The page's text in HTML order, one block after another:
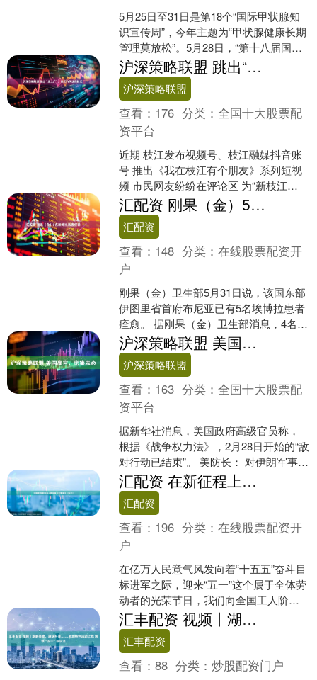
5月25日至31日是第18个“国际甲状腺知
识宣传周”，今年主题为“甲状腺健康长期
管理莫放松”。5月28日，“第十八届国际
甲状腺知识宣传周”活动在北京举行。中
国医....
沪深策略联盟 跳出“北上广”，他们为何选择枝江？
沪深策略联盟
查看： 176 分类：全国十大股票配
资平台
近期 枝江发布视频号、枝江融媒抖音账
号 推出《我在枝江有个朋友》系列短视
频 市民网友纷纷在评论区 为“新枝江
人”医生张弛、天赐刘万丰等 打Call点赞
跳出“北....
汇配资 刚果（金）5名埃博拉患者痊愈
汇配资
查看： 148 分类：在线股票配资开
户
刚果（金）卫生部5月31日说，该国东部
伊图里省首府布尼亚已有5名埃博拉患者
痊愈。 据刚果（金）卫生部消息，4名患
者当天从布尼亚一处埃博拉治疗中心出
院。这4人均为....
沪深策略联盟 美国高官，密集表态
沪深策略联盟
查看： 163 分类：全国十大股票配
资平台
据新华社消息，美国政府高级官员称，
根据《战争权力法》，2月28日开始的“敌
对行动已结束”。 美防长： 对伊朗军事行
动“60天期限”已因停火“中止” 据央视新闻
消....
汇配资 在新征程上团结奋斗不懈奋斗（社论）
汇配资
查看： 196 分类：在线股票配资开
户
在亿万人民意气风发向着“十五五”奋斗目
标进军之际，迎来“五一”这个属于全体劳
动者的光荣节日，我们向全国工人阶级
和广大劳动群众致以诚挚问候，向各条
战线上的劳动模范....
汇丰配资 视频丨湖畔美食、趣味科普……多地特色活动上线 解锁“五一”新玩法
汇丰配资
查看：88 分类：炒股配资门户